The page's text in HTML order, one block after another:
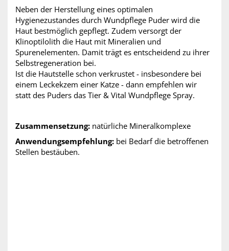
Neben der Herstellung eines optimalen
Hygienezustandes durch Wundpflege Puder wird die
Haut bestmöglich gepflegt. Zudem versorgt der
Klinoptilolith die Haut mit Mineralien und
Spurenelementen. Damit trägt es entscheidend zu ihrer
Selbstregeneration bei.
Ist die Hautstelle schon verkrustet - insbesondere bei
einem Leckekzem einer Katze - dann empfehlen wir
statt des Puders das Tier & Vital Wundpflege Spray.
Zusammensetzung: natürliche Mineralkomplexe
Anwendungsempfehlung: bei Bedarf die betroffenen
Stellen bestäuben.